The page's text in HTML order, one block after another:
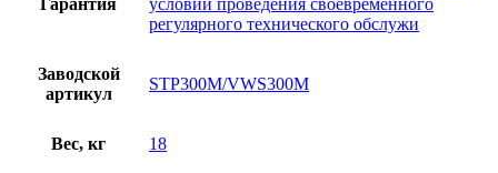
регулярного технического обслужи
Заводской
артикул
STP300M/VWS300M
Вес, кг 18